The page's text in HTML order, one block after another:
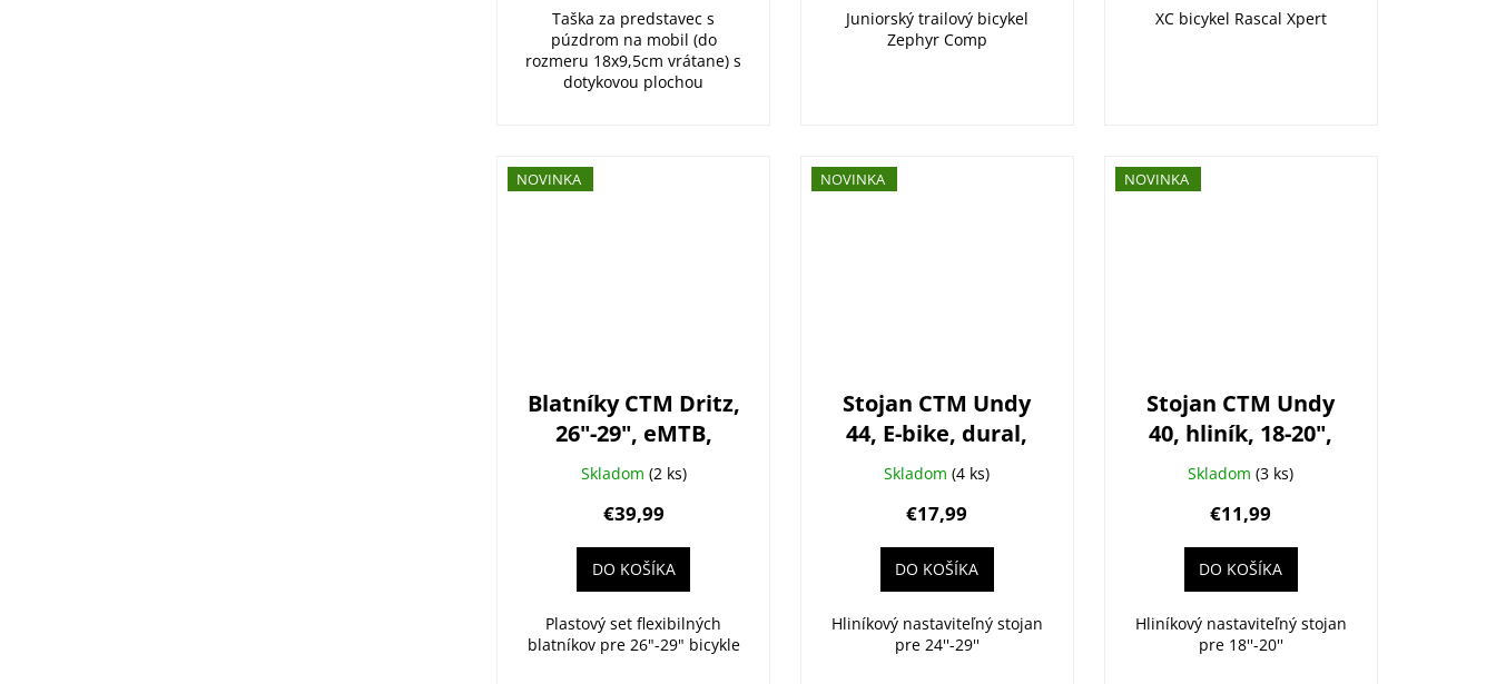
Taška za predstavec s
púzdrom na mobil (do
rozmeru 18x9,5cm vrátane) s
dotykovou plochou
Juniorský trailový bicykel
Zephyr Comp
XC bicykel Rascal Xpert
NOVINKA
Blatníky CTM Dritz,
26"-29", eMTB,
čierna
Skladom (2 ks)
€39,99
DO KOŠÍKA
Plastový set flexibilných
blatníkov pre 26"-29" bicykle
NOVINKA
Stojan CTM Undy
44, E-bike, dural,
nastaviteľný,
Skladom(4 ks)
€17,99
DO KOŠÍKA
Hliníkový nastaviteľný stojan
pre 24''-29''
NOVINKA
Stojan CTM Undy
40, hliník, 18-20",
čierny
Skladom(3 ks)
€11,99
DO KOŠÍKA
Hliníkový nastaviteľný stojan
pre 18''-20''